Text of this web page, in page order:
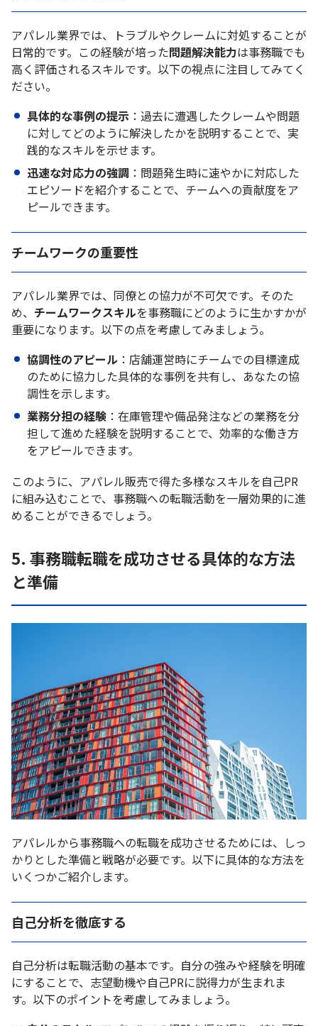
アパレル業界では、トラブルやクレームに対処することが
日常的です。この経験が培った問題解決能力は事務職でも
高く評価されるスキルです。以下の視点に注目してみてく
ださい。
具体的な事例の提示 ：過去に遭遇したクレームや問題
に対してどのように解決したかを説明することで、実
践的なスキルを示せます。
迅速な対応力の強調 ：問題発生時に速やかに対応した
エピソードを紹介することで、チームへの貢献度をア
ピールできます。
チームワークの重要性
アパレル業界では、同僚との協力が不可欠です。そのた
め、 チームワークスキルを事務職にどのように生かすかが
重要になります。以下の点を考慮してみましょう。
協調性のアピール ：店舗運営時にチームでの目標達成
のために協力した具体的な事例を共有し、あなたの協
調性を示します。
業務分担の経験 ：在庫管理や備品発注などの業務を分
担して進めた経験を説明することで、効率的な働き方
をアピールできます。
このように、アパレル販売で得た多様なスキルを自己PR
に組み込むことで、事務職への転職活動を一層効果的に進
めることができるでしょう。
5. 事務職転職を成功させる具体的な方法
と準備
アパレルから事務職への転職を成功させるためには、しっ
かりとした準備と戦略が必要です。以下に具体的な方法を
いくつかご紹介します。
自己分析を徹底する
自己分析は転職活動の基本です。自分の強みや経験を明確
にすることで、志望動機や自己PRに説得力が生まれま
す。以下のポイントを考慮してみましょう。